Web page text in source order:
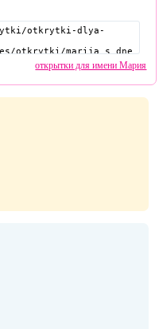
открытки для имени Мария